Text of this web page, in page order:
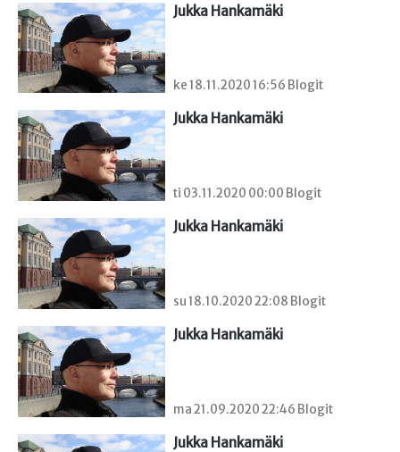
Jukka Hankamäki
ke 18.11.2020 16:56 Blogit
Jukka Hankamäki
ti 03.11.2020 00:00 Blogit
Jukka Hankamäki
su 18.10.2020 22:08 Blogit
Jukka Hankamäki
ma 21.09.2020 22:46 Blogit
Jukka Hankamäki